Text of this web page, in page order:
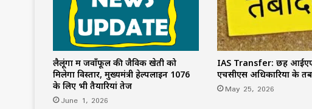
लैलूंगा में जवाँफूल की जैविक खेती को
मिलेगा विस्तार, मुख्यमंत्री हेल्पलाइन 1076
के लिए भी तैयारियां तेज
June 1, 2026
IAS Transfer: छह
एचसीएस अधिकारियों के
May 25, 2026